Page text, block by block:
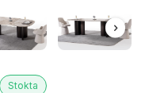
Stokta